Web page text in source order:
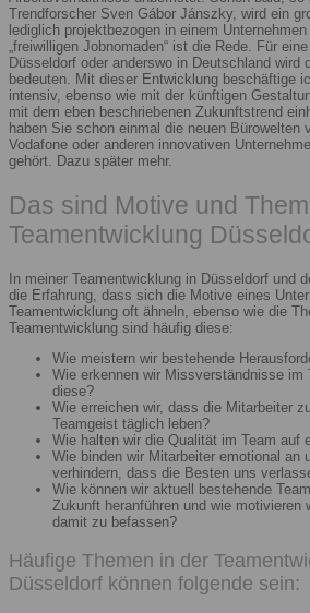
Trendforscher Sven Gábor Jánszky, wird ein
lediglich projektbezogen in einem
„freiwilligen Jobnomaden“ ist die Rede. Für
Düsseldorf oder anderswo in Deutschland wird
bedeuten. Mit dieser Entwicklung beschäftige
intensiv, ebenso wie mit der künftigen
mit dem eben beschriebenen Zukunftstrend
haben Sie schon einmal die neuen Bürowelten
Vodafone oder anderen innovativen
gehört. Dazu später mehr.
Das sind Motive und
Teamentwicklung
In meiner Teamentwicklung in Düsseldorf und
die Erfahrung, dass sich die Motive eines
Teamentwicklung oft ähneln, ebenso wie die
Teamentwicklung sind häufig diese:
Wie meistern wir bestehende
Wie erkennen wir Missverständnisse im
diese?
Wie erreichen wir, dass die Mitarbeiter
Teamgeist täglich leben?
Wie halten wir die Qualität im Team auf
Wie binden wir Mitarbeiter emotional an
verhindern, dass die Besten uns
Wie können wir aktuell bestehende
Zukunft heranführen und wie motivieren
damit zu befassen?
Häufige Themen in der
Düsseldorf können folgende sein: